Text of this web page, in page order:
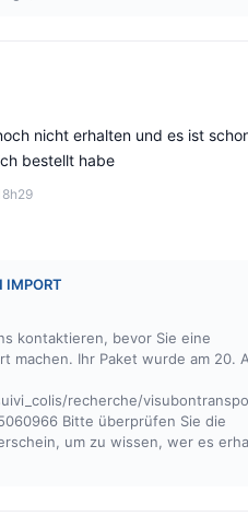
nicht erhalten und es ist
bestellt habe
kontaktieren, bevor Sie eine
machen. Ihr Paket wurde am 20.
recherche/
Bitte überprüfen Sie die
um zu wissen, wer es